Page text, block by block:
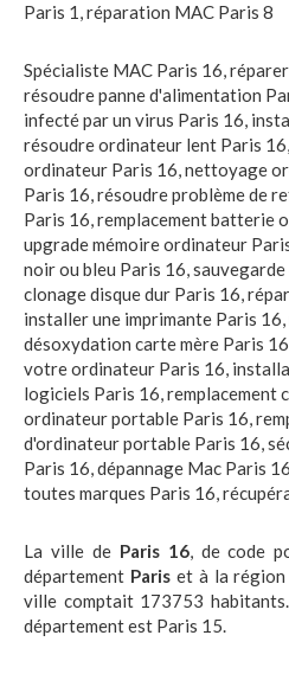
Paris 1,réparation MAC Paris 8
Spécialiste MAC Paris 16,
résoudre panne d'alimentation
infecté par un virus Paris 16,
résoudre ordinateur lent Paris 16,
ordinateur Paris 16,nettoyage
Paris 16,résoudre problème de
Paris 16,remplacement batterie
upgrade mémoire ordinateur
noir ou bleu Paris 16,sauvegarde
clonage disque dur Paris 16,
installer une imprimante Paris 16,
désoxydation carte mère Paris 16
votre ordinateur Paris 16,
logiciels Paris 16,remplacement
ordinateur portable Paris 16,
d'ordinateur portable Paris 16,
Paris 16,dépannage Mac Paris 16
toutes marques Paris 16,
La ville de Paris 16, de code
département Pariset à la
ville comptait 173753
département est Paris 15.